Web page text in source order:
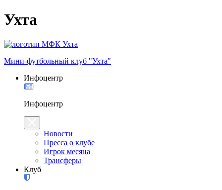
Ухта
Мини-футбольный клуб "Ухта"
Инфоцентр
Инфоцентр
Новости
Пресса о клубе
Игрок месяца
Трансферы
Клуб